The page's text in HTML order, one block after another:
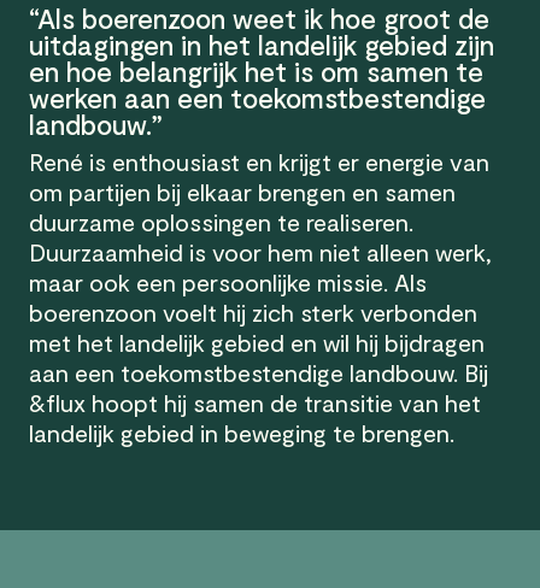
“Als boerenzoon weet ik hoe groot de
uitdagingen in het landelijk gebied zijn
en hoe belangrijk het is om samen te
werken aan een toekomstbestendige
landbouw.”
René is enthousiast en krijgt er energie van
om partijen bij elkaar brengen en samen
duurzame oplossingen te realiseren.
Duurzaamheid is voor hem niet alleen werk,
maar ook een persoonlijke missie. Als
boerenzoon voelt hij zich sterk verbonden
met het landelijk gebied en wil hij bijdragen
aan een toekomstbestendige landbouw. Bij
&flux hoopt hij samen de transitie van het
landelijk gebied in beweging te brengen.